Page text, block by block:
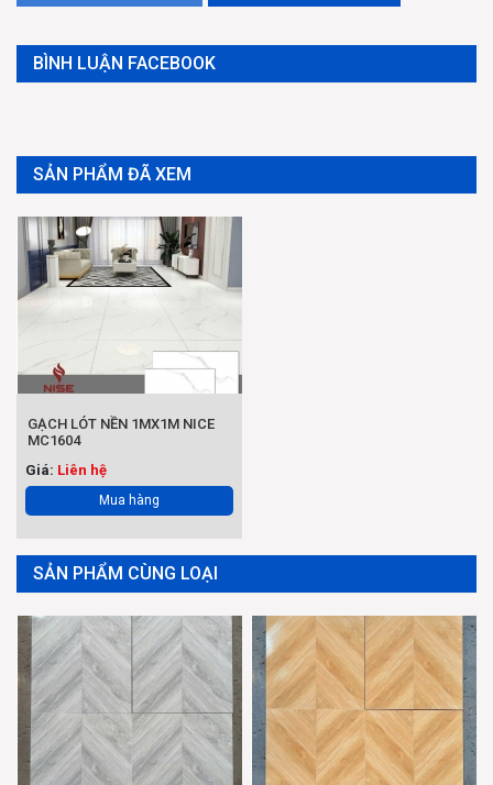
BÌNH LUẬN FACEBOOK
SẢN PHẨM ĐÃ XEM
GẠCH LÓT NỀN 1MX1M NICE
MC1604
Giá: Liên hệ
Mua hàng
SẢN PHẨM CÙNG LOẠI